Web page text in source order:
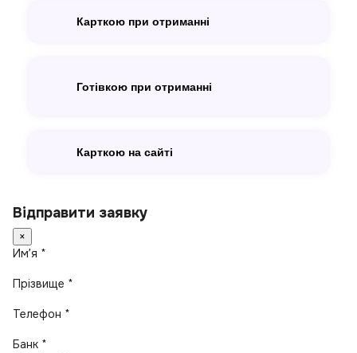
Карткою при отриманні
Готівкою при отриманні
Карткою на сайті
Відправити заявку
×
Имʼя *
Прізвище *
Телефон *
Банк *